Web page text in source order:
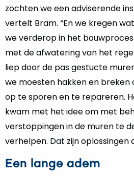
zochten we een adviserende
vertelt Bram. “En we kregen
we verderop in het
met de afwatering van het
liep door de pas gestucte
we moesten hakken en
op te sporen en te repareren.
kwam met het idee om met
verstoppingen in de muren te
verhelpen. Dat zijn oplossingen
Een lange adem